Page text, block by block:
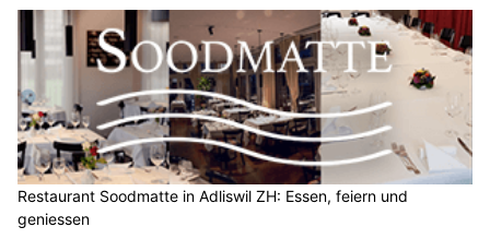
Restaurant Soodmatte in Adliswil ZH: Essen, feiern und
geniessen